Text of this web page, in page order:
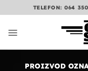
na
TELEFON: 064
PROIZVOD